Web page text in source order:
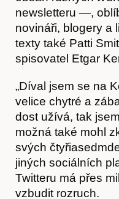
newsletteru —,
novináři, blogery a
texty také Patti
spisovatel Etgar
„Díval jsem se na
velice chytré a
dost užívá, tak
možná také mohl
svých
jiných sociálních
Twitteru má přes
vzbudit rozruch.